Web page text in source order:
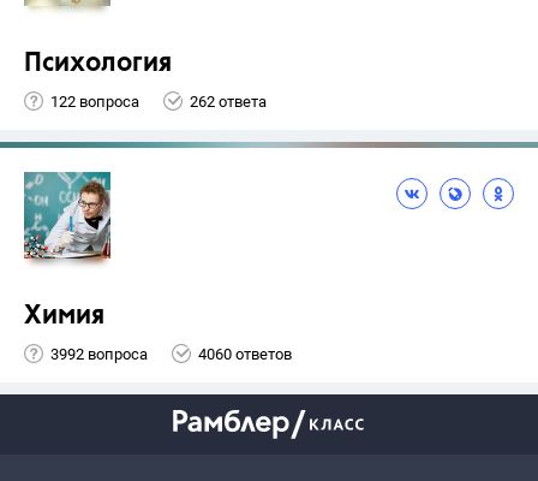
Психология
122 вопроса 262 ответа
Химия
3992 вопроса 4060 ответов